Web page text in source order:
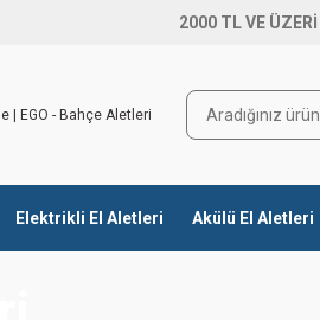
2000 TL VE ÜZERİ
Elektrikli El Aletleri Akülü El Aletleri